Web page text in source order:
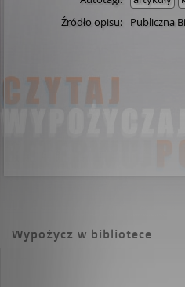
Źródło opisu:
Publiczna
Wypożycz w bibliotece